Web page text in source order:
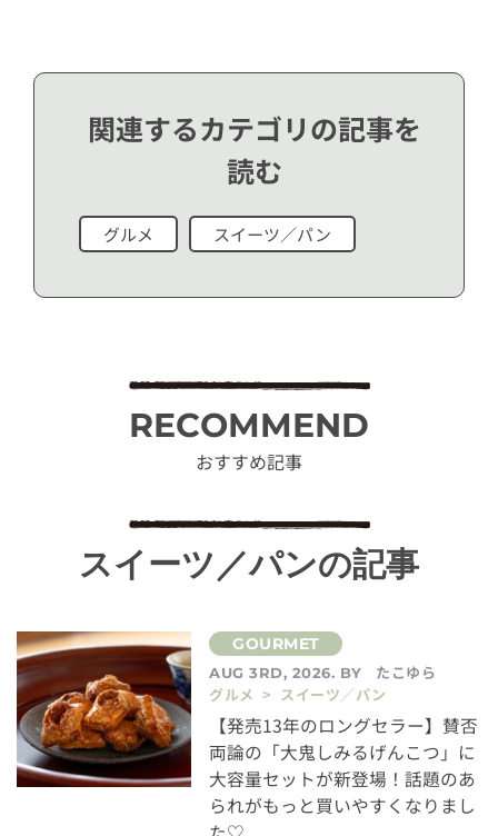
関連するカテゴリの記事を
読む
グルメ スイーツ／パン
RECOMMEND
おすすめ記事
スイーツ／パンの記事
AUG 3RD, 2026. BY
たこゆら
グルメ > スイーツ／パン
【発売13年のロングセラー】賛否
両論の「大鬼しみるげんこつ」に
大容量セットが新登場！話題のあ
られがもっと買いやすくなりまし